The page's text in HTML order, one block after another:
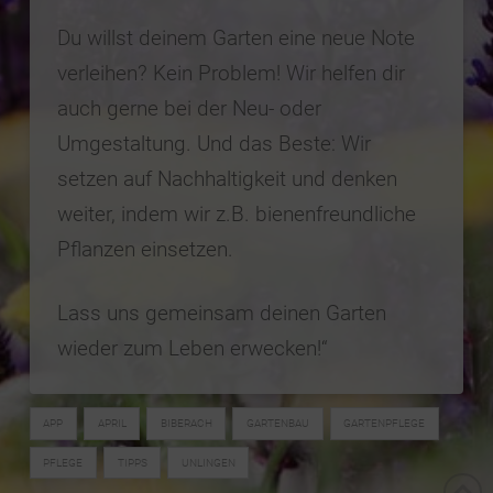
Du willst deinem Garten eine neue Note
verleihen? Kein Problem! Wir helfen dir
auch gerne bei der Neu- oder
Umgestaltung. Und das Beste: Wir
setzen auf Nachhaltigkeit und denken
weiter, indem wir z.B. bienenfreundliche
Pflanzen einsetzen.
Lass uns gemeinsam deinen Garten
wieder zum Leben erwecken!“
APP APRIL BIBERACH GARTENBAU GARTENPFLEGE
PFLEGE TIPPS UNLINGEN